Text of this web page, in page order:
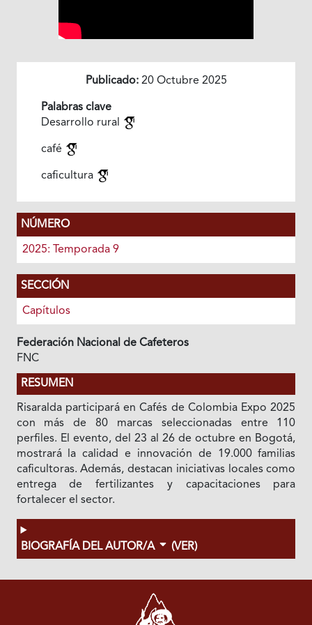
Publicado:20 Octubre 2025
Palabras clave
Desarrollo rural
café
caficultura
NÚMERO
2025: Temporada 9
SECCIÓN
Capítulos
Federación Nacional de Cafeteros
FNC
RESUMEN
Risaralda participará en Cafés de Colombia Expo 2025
con más de 80 marcas seleccionadas entre 110
perfiles. El evento, del 23 al 26 de octubre en Bogotá,
mostrará la calidad e innovación de 19.000 familias
caficultoras. Además, destacan iniciativas locales como
entrega de fertilizantes y capacitaciones para
fortalecer el sector.
BIOGRAFÍA DEL AUTOR/A (VER)